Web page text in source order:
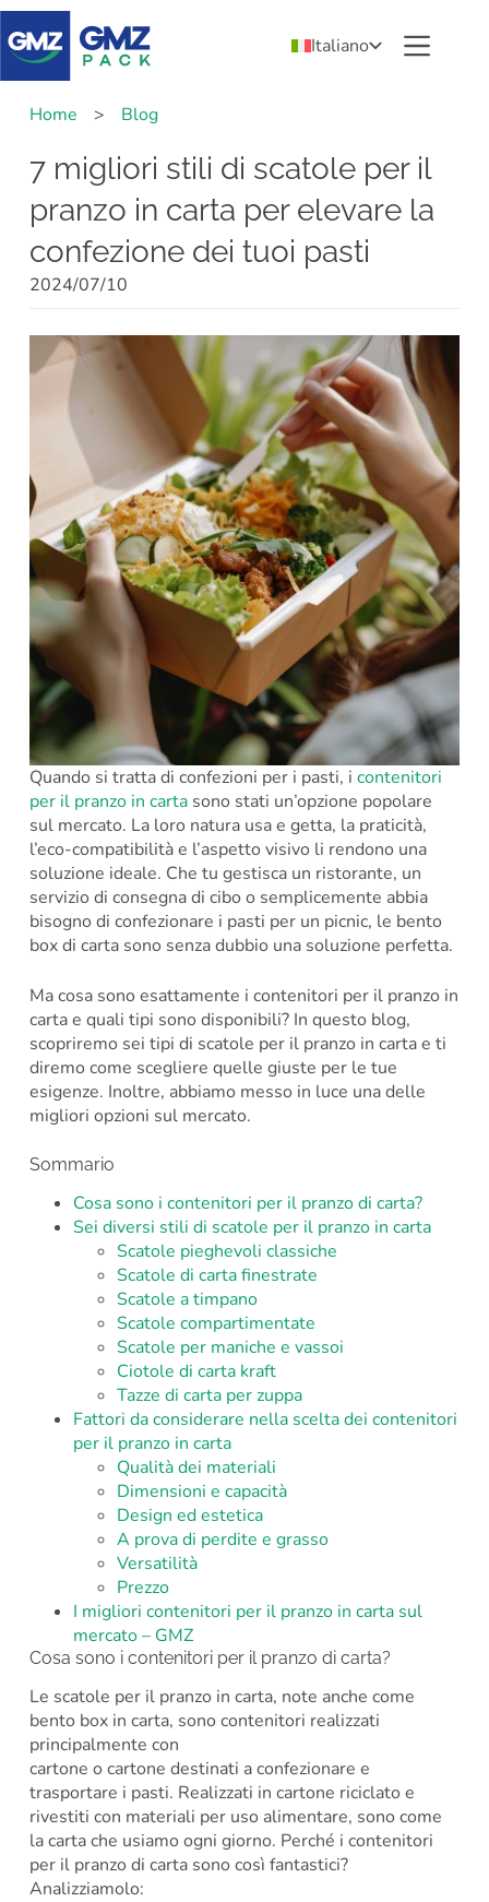
Italiano
Home > Blog
7 migliori stili di scatole per il
pranzo in carta per elevare la
confezione dei tuoi pasti
2024/07/10
Quando si tratta di confezioni per i pasti, i contenitori
per il pranzo in cartasono stati un’opzione popolare
sul mercato. La loro natura usa e getta, la praticità,
l’eco-compatibilità e l’aspetto visivo li rendono una
soluzione ideale. Che tu gestisca un ristorante, un
servizio di consegna di cibo o semplicemente abbia
bisogno di confezionare i pasti per un picnic, le bento
box di carta sono senza dubbio una soluzione perfetta.
Ma cosa sono esattamente i contenitori per il pranzo in
carta e quali tipi sono disponibili? In questo blog,
scopriremo sei tipi di scatole per il pranzo in carta e ti
diremo come scegliere quelle giuste per le tue
esigenze. Inoltre, abbiamo messo in luce una delle
migliori opzioni sul mercato.
Sommario
Cosa sono i contenitori per il pranzo di carta?
Sei diversi stili di scatole per il pranzo in carta
Scatole pieghevoli classiche
Scatole di carta finestrate
Scatole a timpano
Scatole compartimentate
Scatole per maniche e vassoi
Ciotole di carta kraft
Tazze di carta per zuppa
Fattori da considerare nella scelta dei contenitori
per il pranzo in carta
Qualità dei materiali
Dimensioni e capacità
Design ed estetica
A prova di perdite e grasso
Versatilità
Prezzo
I migliori contenitori per il pranzo in carta sul
mercato – GMZ
Cosa sono i contenitori per il pranzo di carta?
Le scatole per il pranzo in carta, note anche come
bento box in carta, sono contenitori realizzati
principalmente con
cartone o cartone destinati a confezionare e
trasportare i pasti. Realizzati in cartone riciclato e
rivestiti con materiali per uso alimentare, sono come
la carta che usiamo ogni giorno. Perché i contenitori
per il pranzo di carta sono così fantastici?
Analizziamolo: